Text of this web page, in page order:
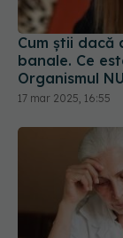
Organismul
17 mar 2025, 16:55